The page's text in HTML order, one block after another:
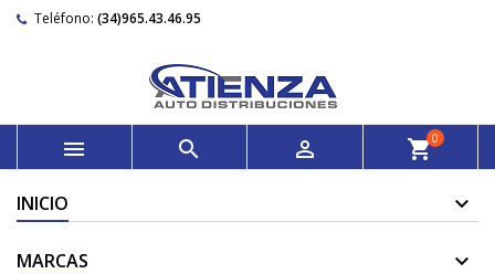
Teléfono: (34)965.43.46.95
   shopping_cart0
INICIO
MARCAS